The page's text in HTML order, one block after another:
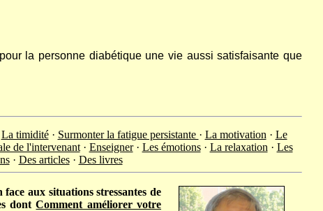
la personne diabétique une vie aussi satisfaisante que
La timidité· Surmonter la fatigue persistante · La motivation · Le
de l'intervenant· Enseigner· Les émotions· La relaxation · Les
· Des articles· Des livres
aux situations stressantes de
dontComment améliorer votre